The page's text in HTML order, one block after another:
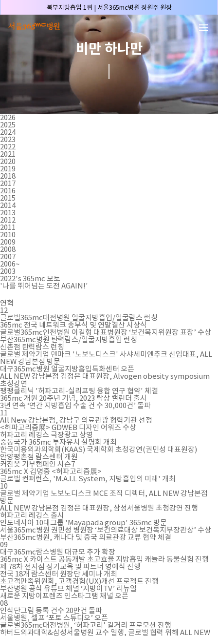
복부지방흡입 1위 | 서울365mc병원 정원주 원장
허파고리 1위 | 서울365mc병원 이성훈 부병원장(4개월 연속)
얼굴지방흡입 1위 | 서울365mc병원 서성익 원장(3년 연속)
배파가리 1위 | 서울365mc병원 서성익 원장
🏆대한민국 최대 15층 규모 지방흡입 특화 병원🏆
🏆대한민국 첫번째 '병원급' 지방흡입 병원🏆
🏆지방흡입 고객 만족도 99.9% 최고치 달성🏆
🏆대한민국 최다 지방흡입 케이스 370,884건🏆
🏆서울365mc병원 부위별 최다 지방흡입 집도의 4관왕!! (2026년 7월 기준)
비만 하나만
2026
2025
2024
2023
2022
2021
2020
2019
2018
2017
2016
2015
2014
2013
2012
2011
2010
2009
2008
2007
2006~
2003
2022's 365mc 모토
'나를 뛰어넘는 도전 AGAIN!'
연혁
12
글로벌365mc대전병원 얼굴지방흡입/얼굴람스 런칭
365mc 전국 네트워크 종무식 및 연말결산 시상식
글로벌365mc인천병원 이길형 대표병원장 ‘보건복지위원장 표창’ 수상
부산365mc병원 탄력람스/얼굴지방흡입 런칭
신촌점 탄력람스 런칭
글로벌 제약기업 덴마크 '노보노디스크' 사샤세미엔추크 신임대표, ALL
NEW 강남본점 방문
대구365mc병원 얼굴지방흡입특화센터 오픈
ALL NEW 강남본점 김정은 대표원장, Alvogen obesity symposium
초청강연
팽팽클리닉 '허파고리-실리프팅 융합 연구 협약' 체결
365mc 개원 20주년 기념, 2023 탁상 캘린더 출시
3년 연속 ‘연간 지방흡입 수술 건 수 30,000건’ 돌파
11
All New 강남본점, 강남구 의료관광 협력기관 선정
<허파고리즘展> GDWEB 디자인 어워즈 수상
허파고리 레깅스 극장광고 상영
중동국가 365mc 투자유치 설명회 개최
한국미용외과의학회(KAAS) 국제학회 초청강연(권민성 대표원장)
안양평촌점 람스센터 개원
커진옷 기부캠페인 시즌7
365mc X 김명중 <허파고리즘展>
글로벌 컨퍼런스, 'M.A.I.L System, 지방흡입의 미래' 개최
10
글로벌 제약기업 노보노디스크 MCE 조직 디렉터, ALL NEW 강남본점
방문
ALL NEW 강남본점 김정은 대표원장, 삼성서울병원 초청강연 진행
허파고리 레깅스 출시
인도네시아 10대그룹 'Mayapada group' 365mc 방문
서울365mc병원 권민성 병원장 ‘보건의료대상 보건복지부장관상’ 수상
부산365mc병원, 캐나다 및 중국 의료관광 교류 협약 체결
09
대구365mc람스병원 대규모 추가 확장
365mc X 카이스트 공동개발 초고효율 지방흡입 캐뉼라 동물실험 진행
제 78차 전지점 정기교육 및 파트너 영예식 진행
전국 18개 람스센터 원장단 세미나 개최
초고객만족위원회, 고객경험(UX)개선 프로젝트 진행
부산병원 공식 유튜브 채널 ‘지방이TV’ 리뉴얼
새로운 지방이프렌즈 인스타그램 채널 오픈
08
인식단그림 등록 건수 20만건 돌파
서울병원, 셀프 ‘포토 스튜디오’ 오픈
글로벌365mc대전병원, ‘허파고리’ 길거리 프로모션 진행
하버드의과대학&삼성서울병원 교수 일행, 글로벌 협력 위해 ALL NEW